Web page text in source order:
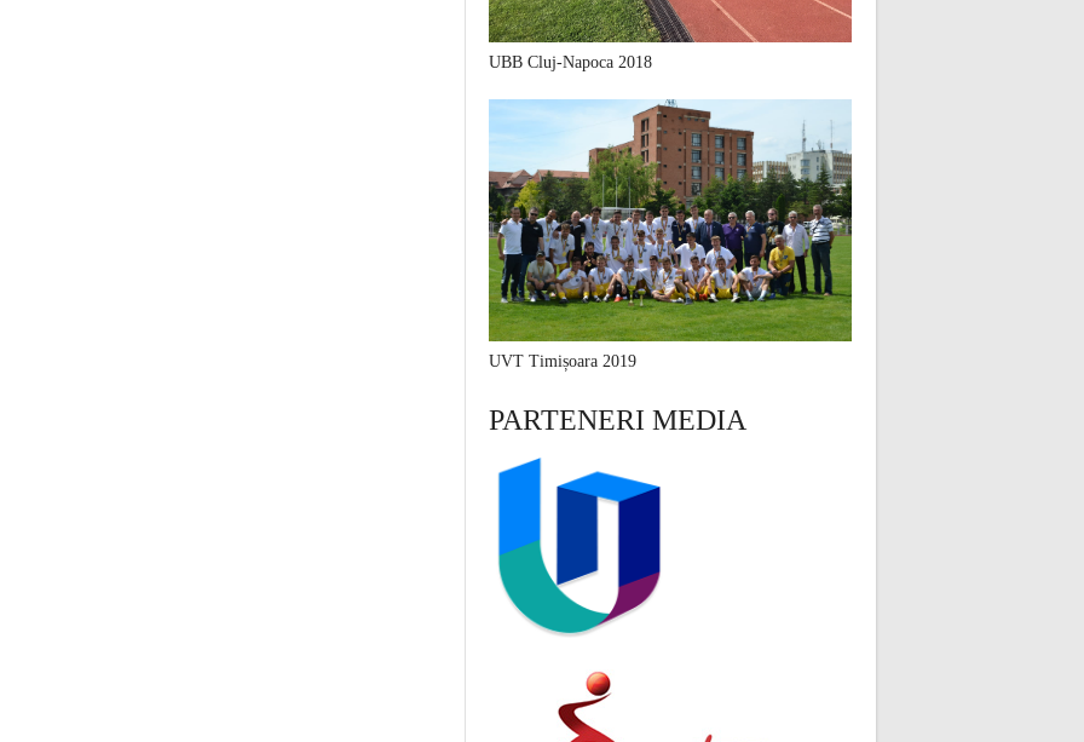
UBB Cluj-Napoca 2018
UVT Timișoara 2019
PARTENERI MEDIA